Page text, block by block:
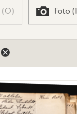
(0) Foto (1